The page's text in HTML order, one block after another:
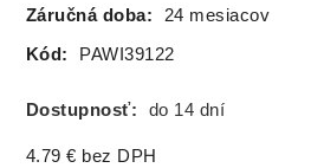
Záručná doba: 24 mesiacov
Kód: PAWI39122
Dostupnosť: do 14 dní
4.79 € bez DPH